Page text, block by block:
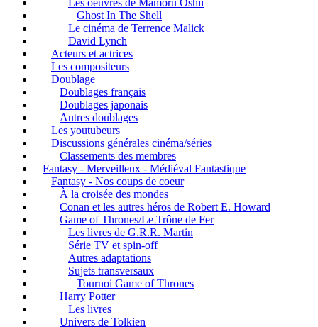
Ghost In The Shell
Le cinéma de Terrence Malick
David Lynch
Acteurs et actrices
Les compositeurs
Doublage
Doublages français
Doublages japonais
Autres doublages
Les youtubeurs
Discussions générales cinéma/séries
Classements des membres
Fantasy - Merveilleux - Médiéval Fantastique
Fantasy - Nos coups de coeur
À la croisée des mondes
Conan et les autres héros de Robert E. Howard
Game of Thrones/Le Trône de Fer
Les livres de G.R.R. Martin
Série TV et spin-off
Autres adaptations
Sujets transversaux
Tournoi Game of Thrones
Harry Potter
Les livres
Univers de Tolkien